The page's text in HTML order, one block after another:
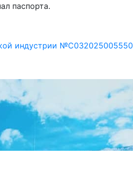
паспорта.
индустрии №С032025005550